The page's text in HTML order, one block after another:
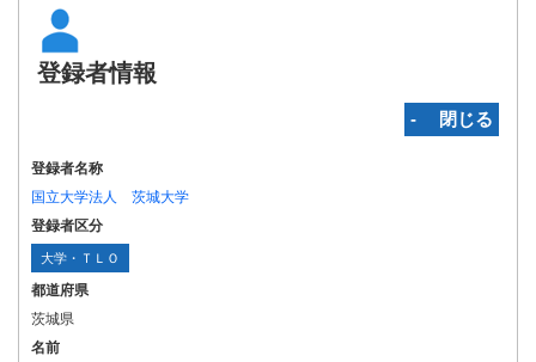
登録者情報
‐ 閉じる
登録者名称
国立大学法人 茨城大学
登録者区分
大学・ＴＬＯ
都道府県
茨城県
名前